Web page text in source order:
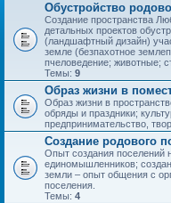
Обустройство
Создание пространства
детальных проектов
(ландшафтный дизайн)
земле (безпахотное
пчеловедение; животные;
Темы: 9
Образ жизни в
Образ жизни в
обряды и праздники;
предпринимательство,
Создание родового
Опыт создания поселений
единомышленников;
земли – опыт общения с
поселения.
Темы: 4